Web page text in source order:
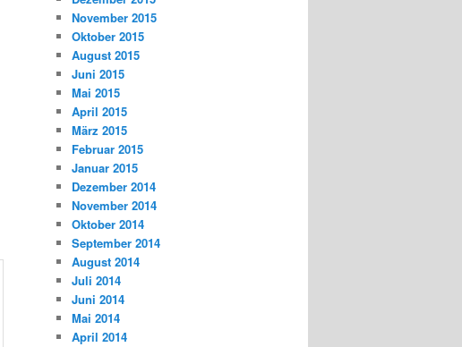
November 2015
Oktober 2015
August 2015
Juni 2015
Mai 2015
April 2015
März 2015
Februar 2015
Januar 2015
Dezember 2014
November 2014
Oktober 2014
September 2014
August 2014
Juli 2014
Juni 2014
Mai 2014
April 2014